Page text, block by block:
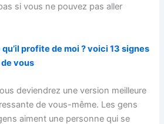
si vous ne pouvez pas aller
profite de moi ? voici 13 signes
vous
deviendrez une version meilleure
de vous-même. Les gens
aiment une personne qui se